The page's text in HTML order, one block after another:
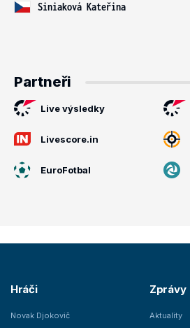
Siniaková Kateřina
Partneři
Live výsledky
Livescore.in
EuroFotbal
Hráči
Novak Djokovič
Zprávy
Aktuality